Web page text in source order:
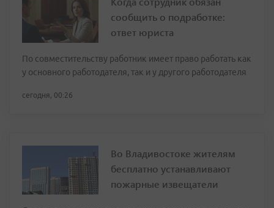
сообщить о подработке:
ответ юриста
По совместительству работник имеет право работать как
у основного работодателя, так и у другого работодателя
сегодня, 00:26
Во Владивостоке жителям
бесплатно устанавливают
пожарные извещатели